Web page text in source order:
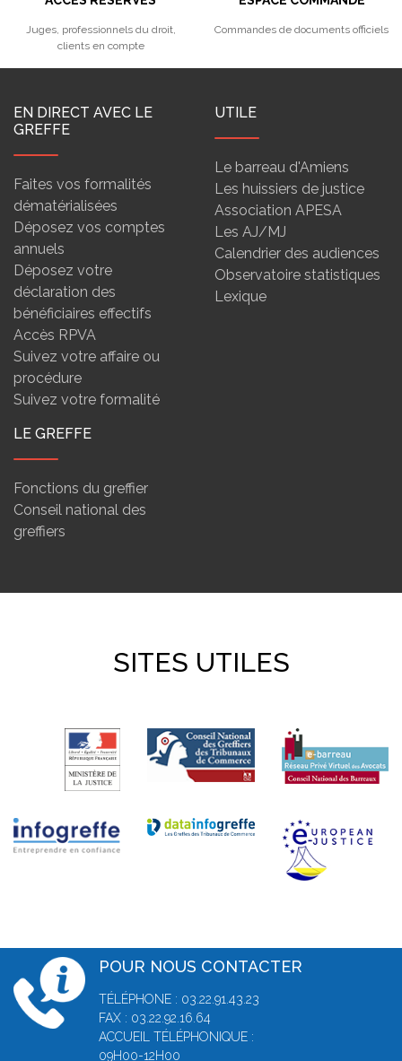
Juges, professionnels du droit,
clients en compte
Commandes de documents officiels
EN DIRECT AVEC LE
GREFFE
Faites vos formalités
dématérialisées
Déposez vos comptes
annuels
Déposez votre
déclaration des
bénéficiaires effectifs
Accès RPVA
Suivez votre affaire ou
procédure
Suivez votre formalité
UTILE
Le barreau d'Amiens
Les huissiers de justice
Association APESA
Les AJ/MJ
Calendrier des audiences
Observatoire statistiques
Lexique
LE GREFFE
Fonctions du greffier
Conseil national des
greffiers
SITES UTILES
POUR NOUS CONTACTER
TÉLÉPHONE : 03.22.91.43.23
FAX : 03.22.92.16.64
ACCUEIL TÉLÉPHONIQUE :
09H00-12H00